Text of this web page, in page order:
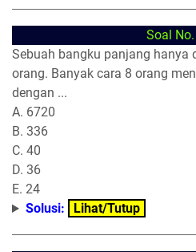
Soal
Sebuah bangku panjang hanya
orang. Banyak cara 8 orang
dengan ...
A. 6720
B. 336
C. 40
D. 36
E. 24
Solusi:
Lihat/Tutup